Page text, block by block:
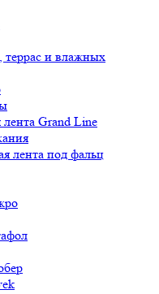
и влажных
Grand Line
лента под фальц